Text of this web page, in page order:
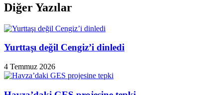
Diğer Yazılar
Yurttaşı değil Cengiz’i dinledi
4 Temmuz 2026